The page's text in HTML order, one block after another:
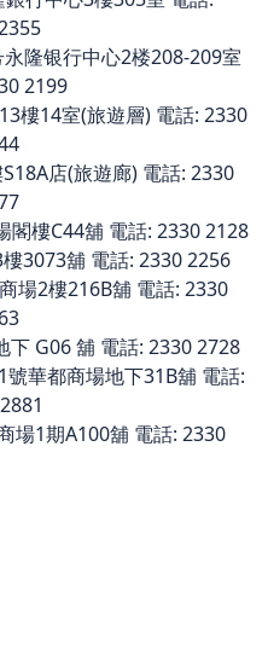
永隆银行中心2楼208-209室
2199
樓14室(旅遊層) 電話: 2330
店(旅遊廊) 電話: 2330
閣樓C44舖 電話: 2330 2128
樓3073舖 電話: 2330 2256
場2樓216B舖 電話: 2330
下 G06 舖 電話: 2330 2728
號華都商場地下31B舖 電話:
場1期A100舖 電話: 2330